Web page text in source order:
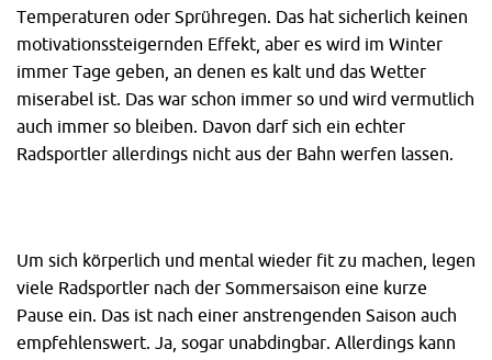
Temperaturen oder Sprühregen. Das hat sicherlich keinen
motivationssteigernden Effekt, aber es wird im Winter
immer Tage geben, an denen es kalt und das Wetter
miserabel ist. Das war schon immer so und wird vermutlich
auch immer so bleiben. Davon darf sich ein echter
Radsportler allerdings nicht aus der Bahn werfen lassen.
Um sich körperlich und mental wieder fit zu machen, legen
viele Radsportler nach der Sommersaison eine kurze
Pause ein. Das ist nach einer anstrengenden Saison auch
empfehlenswert. Ja, sogar unabdingbar. Allerdings kann